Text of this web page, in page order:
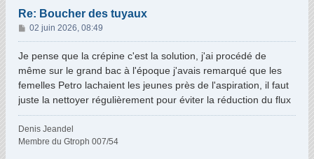
Re: Boucher des tuyaux
M
e
s
s
g
e
02 juin 2026, 08:49
Je pense que la crépine c'est la solution, j'ai procédé de
même sur le grand bac à l'époque j'avais remarqué que les
femelles Petro lachaient les jeunes près de l'aspiration, il faut
juste la nettoyer régulièrement pour éviter la réduction du flux
Denis Jeandel
Membre du Gtroph 007/54